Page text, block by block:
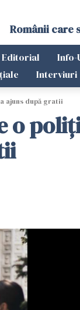
Românii care
Editorial Info-
Interviuri
ajuns după gratii
o